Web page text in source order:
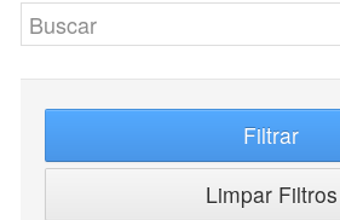
Filtrar
Limpar Filtros